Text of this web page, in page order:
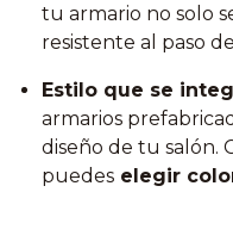
tu armario no solo
resistente al paso
Estilo que se
armarios
diseño de tu salón.
puedes elegir